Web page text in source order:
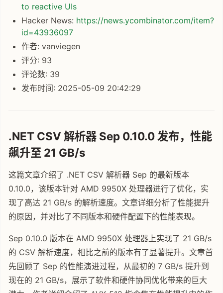
to reactive UIs
Hacker News: https://news.ycombinator.com/item?
id=43936097
作者: vanviegen
评分: 93
评论数: 39
发布时间: 2025-05-09 20:42:29
.NET CSV 解析器 Sep 0.10.0 发布，性能
飙升至 21 GB/s
这篇文章介绍了 .NET CSV 解析器 Sep 的最新版本
0.10.0，该版本针对 AMD 9950X 处理器进行了优化，实
现了高达 21 GB/s 的解析速度。文章详细分析了性能提升
的原因，并对比了不同版本和硬件配置下的性能表现。
Sep 0.10.0 版本在 AMD 9950X 处理器上实现了 21 GB/s
的 CSV 解析速度，相比之前的版本有了显著提升。文章首
先回顾了 Sep 的性能演进过程，从最初的 7 GB/s 提升到
现在的 21 GB/s，展示了软件和硬件协同优化带来的巨大